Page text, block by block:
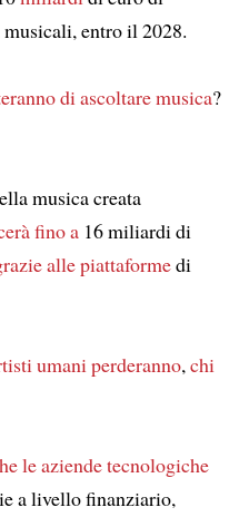
entro il 2028.
di ascoltare musica?
musica creata
fino a16 miliardi di
allepiattaformedi
umani perderanno,chi
le aziende tecnologiche
a livello finanziario,